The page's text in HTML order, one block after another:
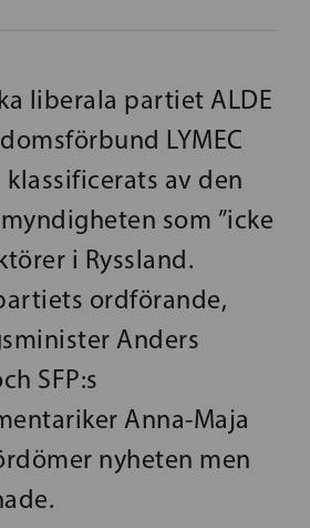
liberala partiet ALDE
LYMEC
av den
som ”icke
i Ryssland.
ordförande,
Anders
SFP:s
Anna-Maja
nyheten men